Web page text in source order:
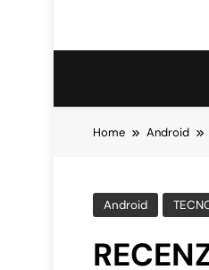
Home Android
Android